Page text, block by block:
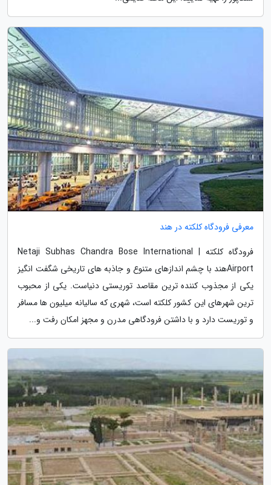
معرفی فرودگاه کلکته در هند
فرودگاه کلکته | Netaji Subhas Chandra Bose International
Airportهند با چشم اندازهای متنوع و جاذبه های تاریخی شگفت انگیز
یکی از مجذوب کننده ترین مقاصد توریستی دنیاست. یکی از محبوب
ترین شهرهای این کشور کلکته است، شهری که سالیانه میلیون ها مسافر
و توریست دارد و با داشتن فرودگاهی مدرن و مجهز امکان رفت و...